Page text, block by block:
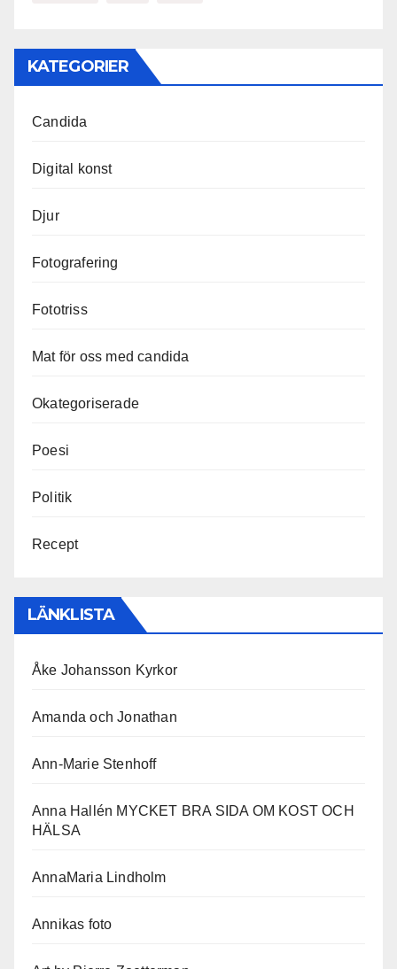
KATEGORIER
Candida
Digital konst
Djur
Fotografering
Fototriss
Mat för oss med candida
Okategoriserade
Poesi
Politik
Recept
LÄNKLISTA
Åke Johansson Kyrkor
Amanda och Jonathan
Ann-Marie Stenhoff
Anna Hallén MYCKET BRA SIDA OM KOST OCH
HÄLSA
AnnaMaria Lindholm
Annikas foto